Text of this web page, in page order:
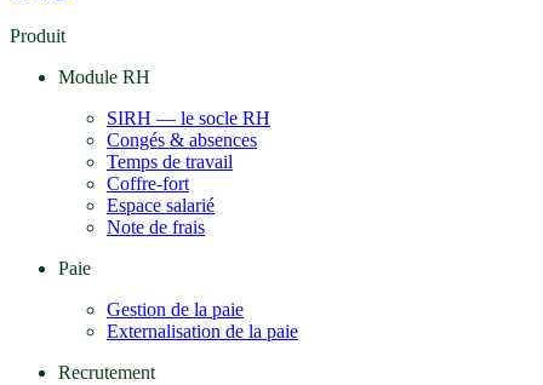
Produit
Module RH
SIRH — le socle RH
Congés & absences
Temps de travail
Coffre-fort
Espace salarié
Note de frais
Paie
Gestion de la paie
Externalisation de la paie
Recrutement